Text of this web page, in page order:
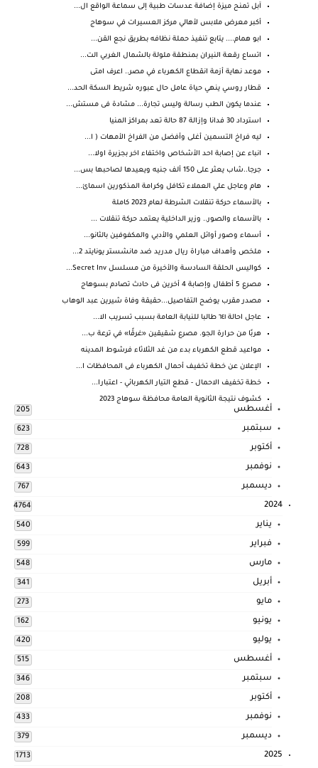
آبل تمنح ميزة إضافة عدسات طبية إلى سماعة الواقع ال...
أكبر معرض ملابس لأهالي مركز العسيرات في سوهاج
ابو همام.... يتابع تنفيذ حملة نظافه بطريق نجع القن...
اتساع رقعة النيران بمنطقة ملولة بالشمال الغربي الت...
موعد نهاية أزمة انقطاع الكهرباء في مصر.. اعرف امتى
قطار روسي ينهي حياة عامل حال عبوره شريط السكة الحد...
عندما يكون الطب رسالة وليس تجارة... مشادة فى مستش...
استرداد 30 فدانا وإزالة 87 حالة تعد بمراكز المنيا
ليه فراخ التسمين أغلى وأفضل من الفراخ الأمهات ( ا...
انباء عن إصابة احد الأشخاص واختفاء اخر بجزيرة اولا...
جرجا..شاب يعثر على 150 ألف جنيه ويعيدها لصاحبها بس...
هام وعاجل علي العملاء تكافل وكرامة المذكورين اسمائ...
بالأسماء حركة تنقلات الشرطة لعام 2023 كاملة
بالأسماء والصور.. وزير الداخلية يعتمد حركة تنقلات ...
أسماء وصور أوائل العلمي والأدبي والمكفوفين بالثانو...
ملخص وأهداف مباراة ريال مدريد ضد مانشستر يونايتد 2...
كواليس الحلقة السادسة والأخيرة من مسلسل Secret Inv...
مصرع 5 أطفال وإصابة 4 أخرين فى حادث تصادم بسوهاج
مصدر مقرب يوضح التفاصيل...حقيقة وفاة شيرين عبد الوهاب
عاجل احالة ٦٤١ طالبا للنيابة العامة بسبب تسريب الا...
هربًا من حرارة الجو. مصرع شقيقين «غرقًا» في ترعة ب...
مواعيد قطع الكهرباء بدء من غد الثلاثاء فرشوط المدينه
الإعلان عن خطة تخفيف أحمال الكهرباء فى المحافظات ا...
خطة تخفيف الاحمال - قطع التيار الكهربائي - اعتبارا...
كشوف نتيجة الثانوية العامة محافظة سوهاج 2023
أغسطس 205
سبتمبر 623
أكتوبر 728
نوفمبر 643
ديسمبر 767
2024
4764
يناير 540
فبراير 599
مارس 548
أبريل 341
مايو 273
يونيو 162
يوليو 420
أغسطس 515
سبتمبر 346
أكتوبر 208
نوفمبر 433
ديسمبر 379
2025
1713